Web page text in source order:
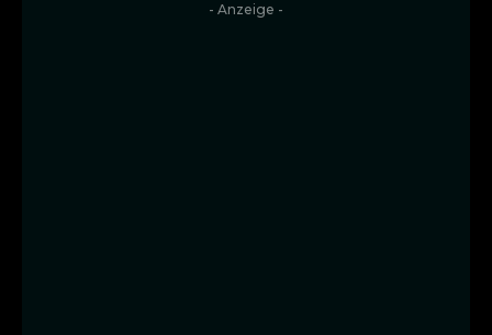
- Anzeige -